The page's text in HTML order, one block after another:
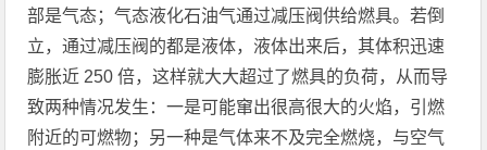
部是气态；气态液化石油气通过减压阀供给燃具。若倒
立，通过减压阀的都是液体，液体出来后，其体积迅速
膨胀近 250 倍，这样就大大超过了燃具的负荷，从而导
致两种情况发生：一是可能窜出很高很大的火焰，引燃
附近的可燃物；另一种是气体来不及完全燃烧，与空气